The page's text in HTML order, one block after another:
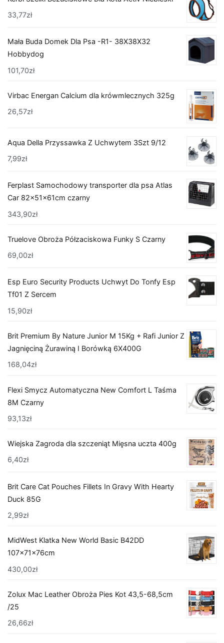
33,77zł
Mała Buda Domek Dla Psa -R1- 38X38X32
Hobbydog
101,70zł
Virbac Energan Calcium dla krówmlecznych 325g
26,57zł
Aqua Della Przyssawka Z Uchwytem 3Szt 9/12
7,99zł
Ferplast Samochodowy transporter dla psa Atlas
Car 82x51x61cm czarny
343,90zł
Truelove Obroża Półzaciskowa Funky S Czarny
69,00zł
Esp Euro Security Products Uchwyt Do Tonfy Esp
Tf01 Z Sercem
15,90zł
Brit Premium By Nature Junior M 15Kg + Rafi Junior Z
Jagnięciną Żurawiną I Borówką 6X400G
168,04zł
Flexi Smycz Automatyczna New Comfort L Taśma
8M Czarny
93,13zł
Wiejska Zagroda dla szczeniąt Mięsna uczta 400g
6,40zł
Brit Care Cat Pouches Fillets In Gravy With Hearty
Duck 85G
2,99zł
MidWest Klatka New World Basic B42DD
107x71x76cm
430,00zł
Zolux Mac Leather Obroża Pies Kot 43,5-68,5cm
/25
26,66zł